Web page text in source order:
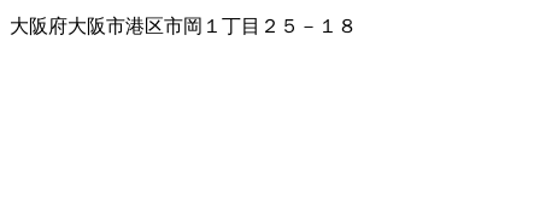
大阪府大阪市港区市岡１丁目２５－１８